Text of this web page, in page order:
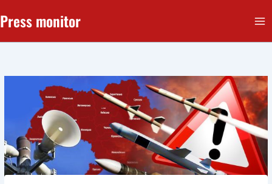
до
Press monitor